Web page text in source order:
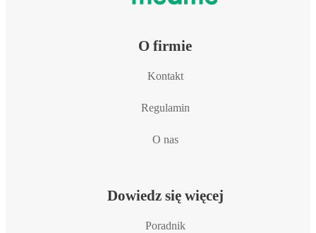
O firmie
Kontakt
Regulamin
O nas
Dowiedz się więcej
Poradnik